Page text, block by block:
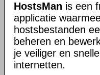
HostsMan is een
applicatie
hostsbestanden
beheren en
je veiliger en
internetten.